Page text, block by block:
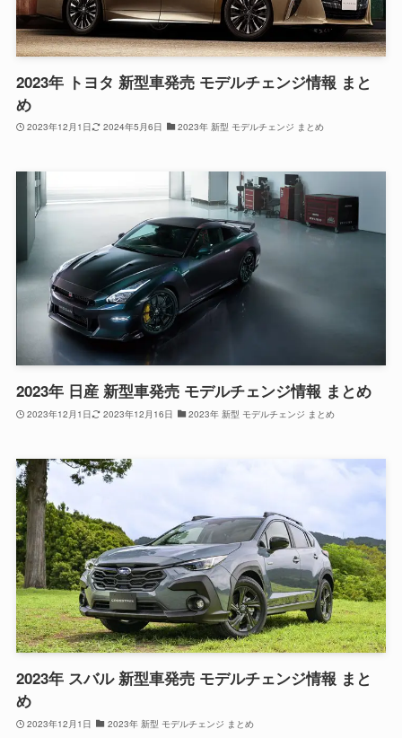
2023年 トヨタ 新型車発売 モデルチェンジ情報 まと
め
2023年12月1日 2024年5月6日 2023年 新型 モデルチェンジ まとめ
2023年 日産 新型車発売 モデルチェンジ情報 まとめ
2023年12月1日 2023年12月16日 2023年 新型 モデルチェンジ まとめ
2023年 スバル 新型車発売 モデルチェンジ情報 まと
め
2023年12月1日 2023年 新型 モデルチェンジ まとめ